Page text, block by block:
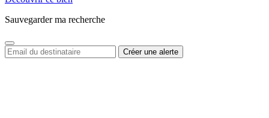
Sauvegarder ma recherche